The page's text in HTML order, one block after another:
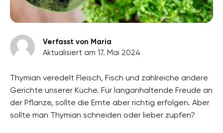
Verfasst von Maria
Aktualisiert am 17. Mai 2024
Thymian veredelt Fleisch, Fisch und zahlreiche andere
Gerichte unserer Küche. Für langanhaltende Freude an
der Pflanze, sollte die Ernte aber richtig erfolgen. Aber
sollte man Thymian schneiden oder lieber zupfen?